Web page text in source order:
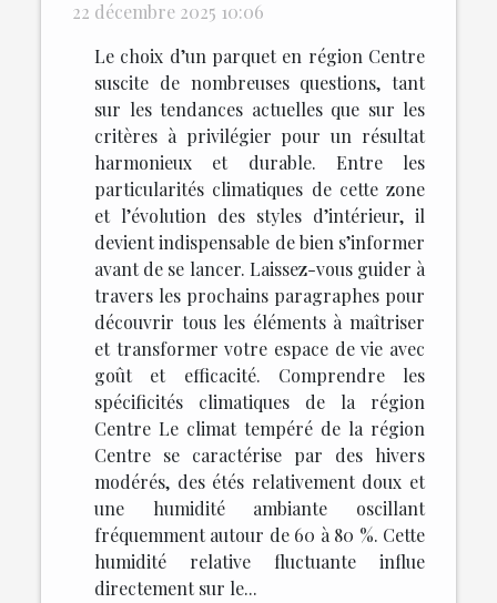
22 décembre 2025 10:06
Le choix d’un parquet en région Centre
suscite de nombreuses questions, tant
sur les tendances actuelles que sur les
critères à privilégier pour un résultat
harmonieux et durable. Entre les
particularités climatiques de cette zone
et l’évolution des styles d’intérieur, il
devient indispensable de bien s’informer
avant de se lancer. Laissez-vous guider à
travers les prochains paragraphes pour
découvrir tous les éléments à maîtriser
et transformer votre espace de vie avec
goût et efficacité. Comprendre les
spécificités climatiques de la région
Centre Le climat tempéré de la région
Centre se caractérise par des hivers
modérés, des étés relativement doux et
une humidité ambiante oscillant
fréquemment autour de 60 à 80 %. Cette
humidité relative fluctuante influe
directement sur le...